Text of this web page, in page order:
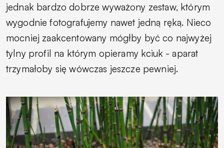
jednak bardzo dobrze wyważony zestaw, którym
wygodnie fotografujemy nawet jedną ręką. Nieco
mocniej zaakcentowany mógłby być co najwyżej
tylny profil na którym opieramy kciuk - aparat
trzymałoby się wówczas jeszcze pewniej.